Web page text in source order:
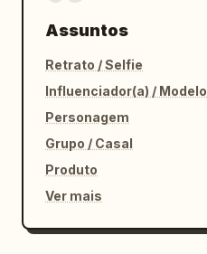
Assuntos
Retrato / Selfie
Influenciador(a) / Modelo
Personagem
Grupo / Casal
Produto
Ver mais